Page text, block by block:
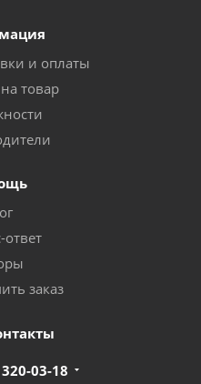
и оплаты
товар
ответ
заказ
03-18